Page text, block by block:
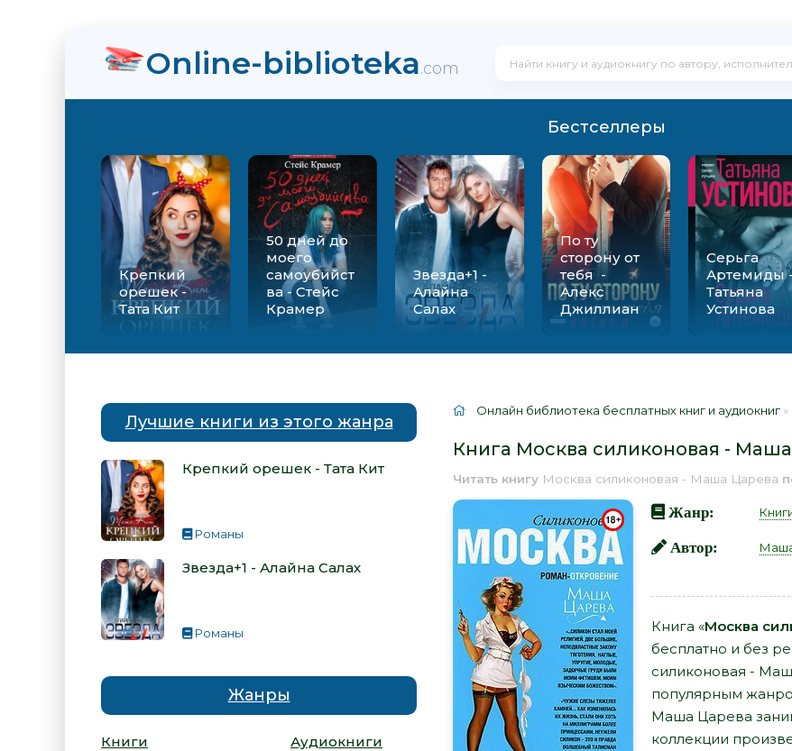
Online-biblioteka.com
Бестселлеры
Крепкий
орешек -
Тата Кит
50 дней до
моего
самоубийст
ва - Стейс
Крамер
Звезда+1 -
Алайна
Салах
По ту
сторону от
тебя -
Алекс
Джиллиан
Серьга
Артемиды
Татьяна
Устинова
Лучшие книги из этого жанра
Крепкий орешек - Тата Кит
Романы
Звезда+1 - Алайна Салах
Романы
Жанры
Книги Аудиокниги
Онлайн библиотека бесплатных книг и аудиокниг »
Книга Москва силиконовая -
Читать книгу Москва силиконовая - Маша Царева
Жанр:
Автор:
Книга «Москва
бесплатно и без
силиконовая -
популярным
Маша Царева
коллекции